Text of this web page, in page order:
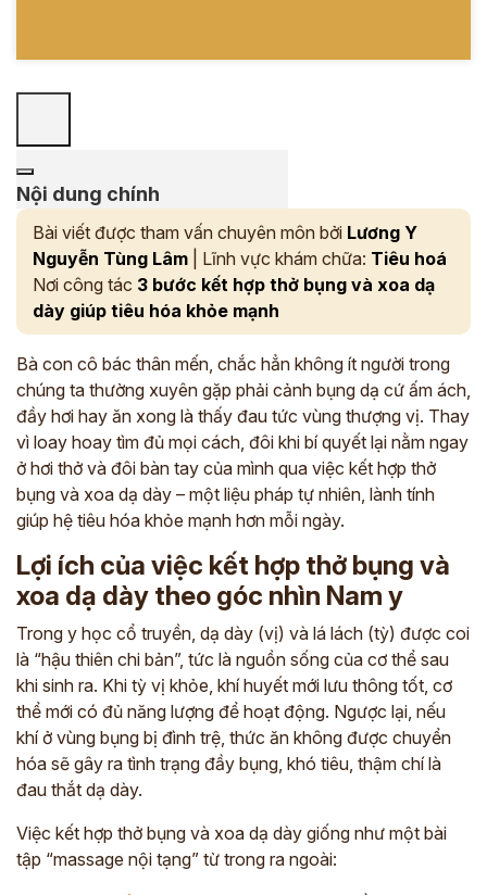
Nội dung chính
Bài viết được tham vấn chuyên môn bởi Lương Y
Nguyễn Tùng Lâm | Lĩnh vực khám chữa: Tiêu hoá
Nơi công tác 3 bước kết hợp thở bụng và xoa dạ
dày giúp tiêu hóa khỏe mạnh
Bà con cô bác thân mến, chắc hẳn không ít người trong
chúng ta thường xuyên gặp phải cảnh bụng dạ cứ ấm ách,
đầy hơi hay ăn xong là thấy đau tức vùng thượng vị. Thay
vì loay hoay tìm đủ mọi cách, đôi khi bí quyết lại nằm ngay
ở hơi thở và đôi bàn tay của mình qua việc kết hợp thở
bụng và xoa dạ dày – một liệu pháp tự nhiên, lành tính
giúp hệ tiêu hóa khỏe mạnh hơn mỗi ngày.
Lợi ích của việc kết hợp thở bụng và
xoa dạ dày theo góc nhìn Nam y
Trong y học cổ truyền, dạ dày (vị) và lá lách (tỳ) được coi
là “hậu thiên chi bản”, tức là nguồn sống của cơ thể sau
khi sinh ra. Khi tỳ vị khỏe, khí huyết mới lưu thông tốt, cơ
thể mới có đủ năng lượng để hoạt động. Ngược lại, nếu
khí ở vùng bụng bị đình trệ, thức ăn không được chuyển
hóa sẽ gây ra tình trạng đầy bụng, khó tiêu, thậm chí là
đau thắt dạ dày.
Việc kết hợp thở bụng và xoa dạ dày giống như một bài
tập “massage nội tạng” từ trong ra ngoài: